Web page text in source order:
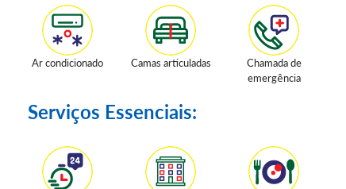
Ar condicionado Camas articuladas
Chamada de
emergência
Serviços Essenciais: